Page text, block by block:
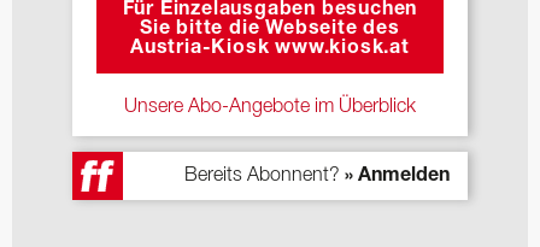
Für Einzelausgaben besuchen
Sie bitte die Webseite des
Austria-Kiosk www.kiosk.at
Unsere Abo-Angebote im Überblick
Bereits Abonnent? » Anmelden